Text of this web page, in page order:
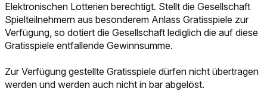
Elektronischen Lotterien berechtigt. Stellt die Gesellschaft
Spielteilnehmern aus besonderem Anlass Gratisspiele zur
Verfügung, so dotiert die Gesellschaft lediglich die auf diese
Gratisspiele entfallende Gewinnsumme.
Zur Verfügung gestellte Gratisspiele dürfen nicht übertragen
werden und werden auch nicht in bar abgelöst.